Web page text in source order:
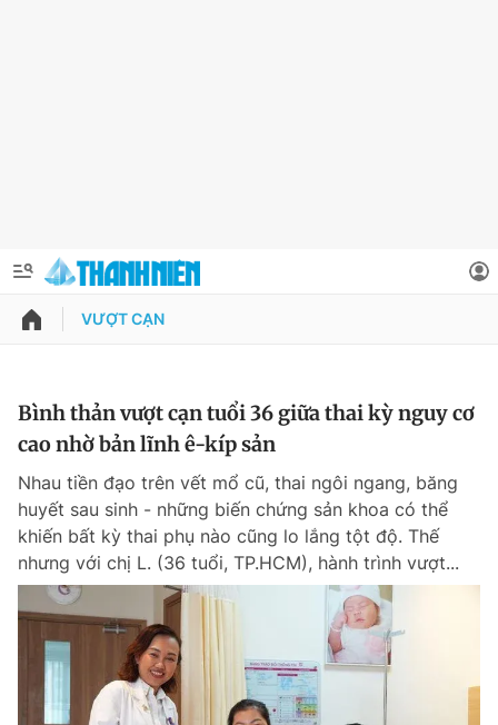
QUẢNG CÁO
Chuyên mục khác
Chào ngày mới Tin 24h
Tin thị trường
Video Magazine
Thông tin tài khoản
Đổi mật khẩu
Tin đã lưu
Tin đã xem
Đăng xuất
VƯỢT CẠN
Bình thản vượt cạn tuổi 36 giữa thai kỳ nguy cơ
cao nhờ bản lĩnh ê-kíp sản
Nhau tiền đạo trên vết mổ cũ, thai ngôi ngang, băng
huyết sau sinh - những biến chứng sản khoa có thể
khiến bất kỳ thai phụ nào cũng lo lắng tột độ. Thế
nhưng với chị L. (36 tuổi, TP.HCM), hành trình vượt...